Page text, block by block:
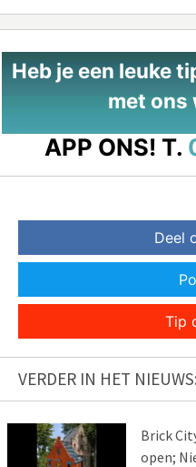
Heb je een leuke
met ons
APP ONS! T.
Deel
Tip
VERDER IN HET NIEUWS:
Brick
open;